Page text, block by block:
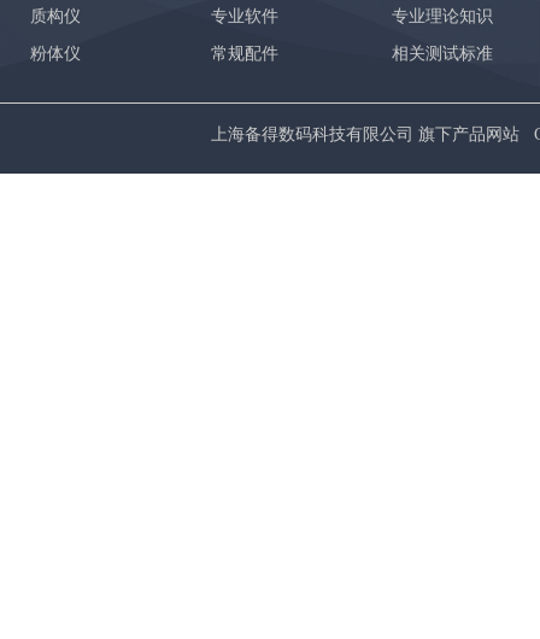
上海备得数码科技有限公司 旗下产品网站
专业理论知识
相关测试标准
质构仪
粉体仪
专业软件
常规配件